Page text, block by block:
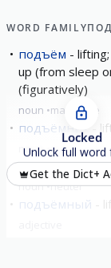
WORD FAMILY
подъём
up (from sleep
(figuratively)
noun masculine
подъёмник
noun masculine
подъёмные
noun neuter
подъёмный
Locked
Unlock full word
Get the Dict+